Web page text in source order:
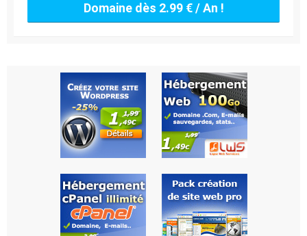
Domaine dès 2.99 € / An !